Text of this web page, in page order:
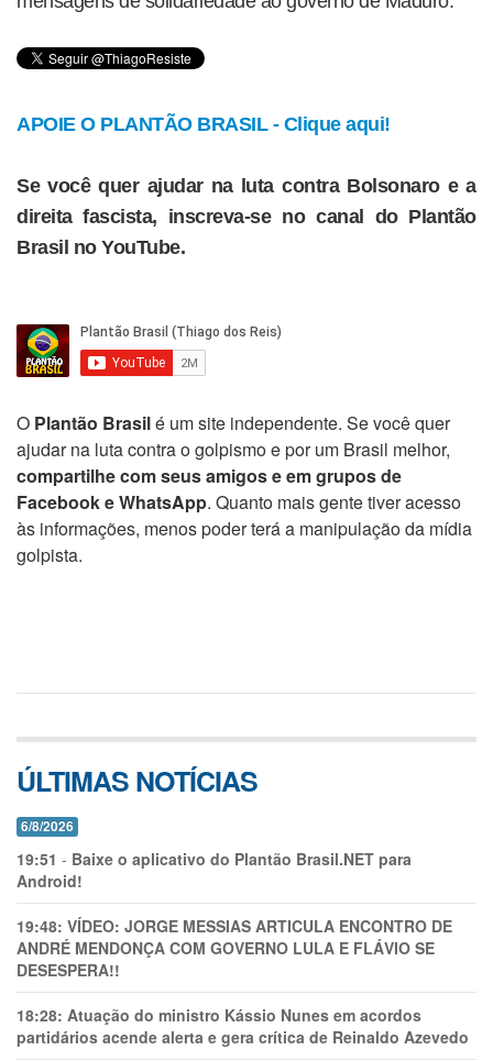
APOIE O PLANTÃO BRASIL - Clique aqui!
Se você quer ajudar na luta contra Bolsonaro e a
direita fascista, inscreva-se no canal do Plantão
Brasil no YouTube.
O Plantão Brasilé um site independente. Se você quer
ajudar na luta contra o golpismo e por um Brasil melhor,
compartilhe com seus amigos e em grupos de
Facebook e WhatsApp. Quanto mais gente tiver acesso
às informações, menos poder terá a manipulação da mídia
golpista.
ÚLTIMAS NOTÍCIAS
6/8/2026
19:51 - Baixe o aplicativo do Plantão Brasil.NET para
Android!
19:48: VÍDEO: JORGE MESSIAS ARTICULA ENCONTRO DE
ANDRÉ MENDONÇA COM GOVERNO LULA E FLÁVIO SE
DESESPERA!!
18:28: Atuação do ministro Kássio Nunes em acordos
partidários acende alerta e gera crítica de Reinaldo Azevedo